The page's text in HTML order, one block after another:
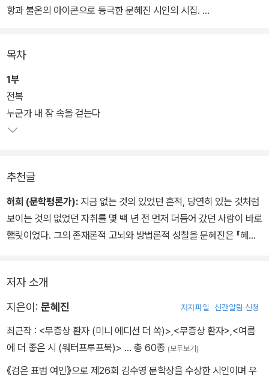
항과 불온의 아이콘으로 등극한 문혜진 시인의 시집.
공백만큼이나 음색과 리듬은 더 자유로워졌고 상상의 깊이는 무한해
졌다. 우주와 인간을 긴밀하게 연결하는 혜성처럼 몸속으로 우주로
바다로 시원으로, 시간과 공간의 한계를 자유자재로 연장하며 시선이
닿는 모든 곳을 시적 공간으로 축조해 낸다.
는 불멸의 교향곡을 연상시킨다. 금관악기, 바이올린, 토카타, 푸가 등
클래식적 오브제와 활, 행성, 돌, 모래, 물 등 자연적 메타포를 통해 생
의 고단과 존재의 아이러니를 합주한다. 생사의 음이 불협하는 통증
의 교향곡이 시인 문혜진의 화려한 귀환을 알린다.
목차
1부
전복
누군가 내 잠 속을 걷는다
추천글
허희 (문학평론가): 지금 없는 것의 있었던 흔적, 당연히 있는 것처럼
보이는 것의 없었던 자취를 몇 백 년 전 먼저 더듬어 갔던 사람이 바로
햄릿이었다. 그의 존재론적 고뇌와 방법론적 성찰을 문혜진은 『혜성
치 않았기 때문이다. 그래서 그녀는 종종 역설의 화법으로 말한다.
“나는 뜬눈으로 죽지 않겠다 / 나는 뜬눈으로 죽을 것이다”('스피팅코
어 없어지고, 존재하면서 존재하지 않고, 이대로인 채 이대로가 아니
게, 그것이 문제이면서 문제가 되지 않도록 한다. 가능한 결정의 틀린
상태가 아니라, 불가능한 미결정의 정확한 상태로.
저자 소개
지은이: 문혜진 저자파일 신간알림 신청
최근작 : <무증상 환자 (미니 에디션 더 쏙)> <무증상 환자> <여름
에 더 좋은 시 (워터프루프북)> … 총 60종 (모두보기)
《검은 표범 여인》으로 제26회 김수영 문학상을 수상한 시인이며 우